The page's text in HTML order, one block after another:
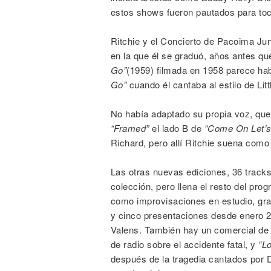
estos shows fueron pautados para
Ritchie y el Concierto de Pacoima
en la que él se graduó, años antes
Go”(1959) filmada en 1958 parece
Go”cuando él cantaba al estilo de
No había adaptado su propia voz,
“Framed”el lado B de “Come On
Richard, pero allí Ritchie suena
Las otras nuevas ediciones, 36
colección, pero llena el resto del
como improvisaciones en estudio,
y cinco presentaciones desde enero
Valens. También hay un comercial
de radio sobre el accidente fatal, y
después de la tragedia cantados por